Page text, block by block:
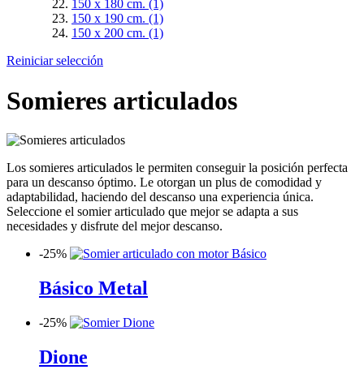
150 x 180 cm. (1)
150 x 190 cm. (1)
150 x 200 cm. (1)
Reiniciar selección
Somieres articulados
Los somieres articulados le permiten conseguir la posición perfecta
para un descanso óptimo. Le otorgan un plus de comodidad y
adaptabilidad, haciendo del descanso una experiencia única.
Seleccione el somier articulado que mejor se adapta a sus
necesidades y disfrute del mejor descanso.
-25%
Básico Metal
-25%
Dione